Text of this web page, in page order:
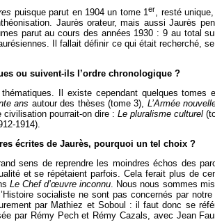
puisque parut en 1904 un tome 1er, resté
Jaurès orateur, mais aussi Jaurès
parut au cours des années 1930 : 9 au total
Il fallait définir ce qui était recherché,
ou suivent-ils l’ordre chronologique ?
Il existe cependant quelques tomes
ans autour des thèses (tome 3), L’Armée
civilisation pourrait-on dire :Le pluralisme culturel
1914).
écrites de Jaurès, pourquoi un tel choix ?
sens de reprendre les moindres échos des
et se répétaient parfois. Cela ferait plus de
Le Chef d’œuvre inconnu. Nous nous sommes
socialiste ne sont pas concernés par
par Mathiez et Soboul : il faut donc se
par Rémy Pech et Rémy Cazals, avec Jean